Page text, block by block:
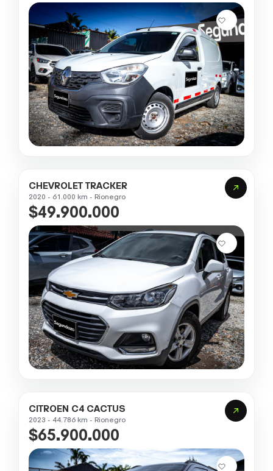
CHEVROLET TRACKER
2020 - 61.000 km - Rionegro
$49.900.000
CITROEN C4 CACTUS
2023 - 44.786 km - Rionegro
$65.900.000